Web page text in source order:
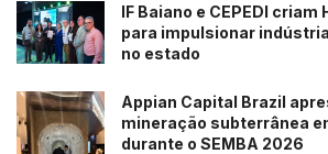
IF Baiano e CEPEDI criam
para impulsionar
no estado
Appian Capital Brazil
mineração subterrânea
durante o SEMBA 2026